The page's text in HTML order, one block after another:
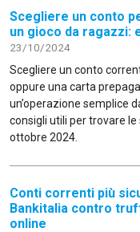
Scegliere un conto
un gioco da ragazzi:
23/10/2024
Scegliere un conto
oppure una carta
un’operazione semplice
consigli utili per trovare
ottobre 2024.
Conti correnti più
Bankitalia contro
online